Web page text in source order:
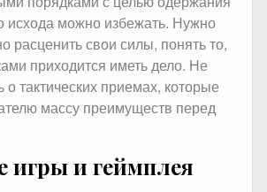
исхода можно избежать. Нужно
расценить свои силы, понять то,
приходится иметь дело. Не
о тактических приемах, которые
массу преимуществ перед
игры и геймплея